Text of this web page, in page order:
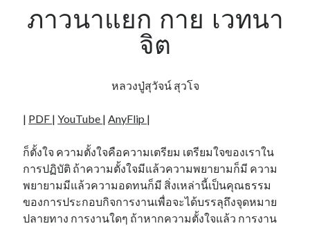
ภาวนาแยก กาย เวทนา
จิต
หลวงปู่สุวัจน์ สุวโจ
| PDF |YouTube |AnyFlip |
ก็ตั้งใจ ความตั้งใจคือความเตรียม เตรียมใจของเราใน
การปฏิบัติ ถ้าความตั้งใจมีแล้วความพยายามก็มี ความ
พยายามมีแล้วความอดทนก็มี สิ่งเหล่านี้เป็นคุณธรรม
ของการประกอบกิจการงานเพื่อจะได้บรรลุถึงจุดหมาย
ปลายทาง การงานใดๆ ถ้าหากความตั้งใจแล้ว การงาน